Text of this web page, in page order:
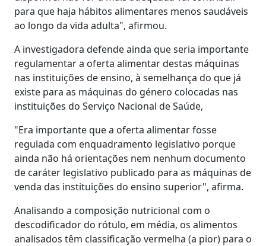
para que haja hábitos alimentares menos saudáveis
ao longo da vida adulta", afirmou.
A investigadora defende ainda que seria importante
regulamentar a oferta alimentar destas máquinas
nas instituições de ensino, à semelhança do que já
existe para as máquinas do género colocadas nas
instituições do Serviço Nacional de Saúde,
"Era importante que a oferta alimentar fosse
regulada com enquadramento legislativo porque
ainda não há orientações nem nenhum documento
de caráter legislativo publicado para as máquinas de
venda das instituições do ensino superior", afirma.
Analisando a composição nutricional com o
descodificador do rótulo, em média, os alimentos
analisados têm classificação vermelha (a pior) para o